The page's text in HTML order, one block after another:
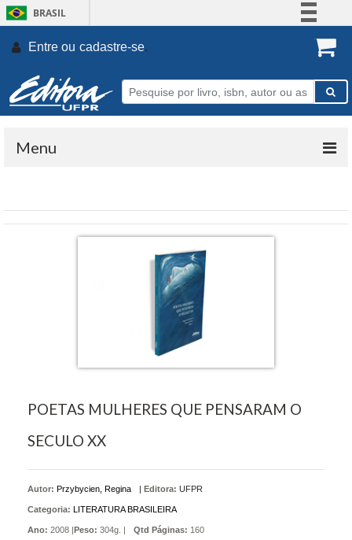
BRASIL
Participe
Entre ou cadastre-se.
Menu
POETAS MULHERES QUE PENSARAM O
SECULO XX
Autor: Przybycien, Regina | Editora: UFPR
Categoria: LITERATURA BRASILEIRA
Ano: 2008 |Peso: 304g. | Qtd Páginas: 160